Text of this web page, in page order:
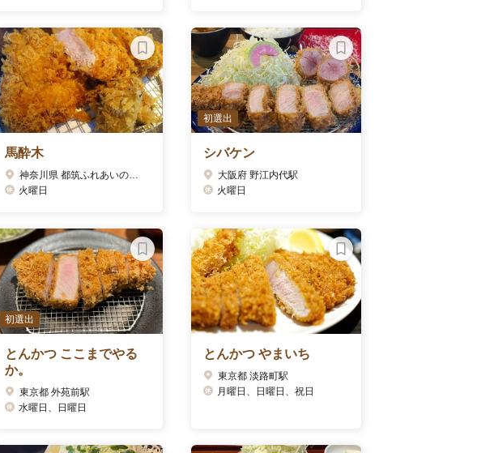
馬酔木
神奈川県 都筑ふれあいの丘駅
火曜日
初選出
シバケン
大阪府 野江内代駅
火曜日
初選出
とんかつ ここまでやる
か。
東京都 外苑前駅
水曜日、日曜日
とんかつ やまいち
東京都 淡路町駅
月曜日、日曜日、祝日